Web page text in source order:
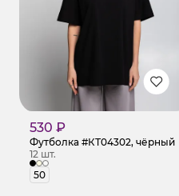
530 ₽
Футболка #КТ04302, чёрный
12 шт.
50